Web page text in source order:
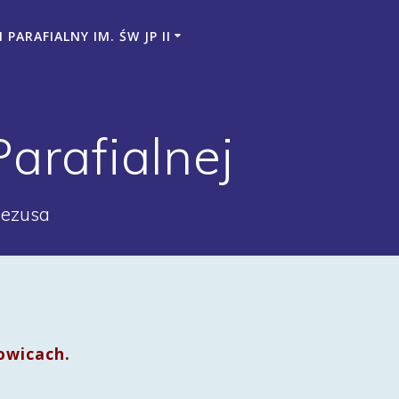
PARAFIALNY IM. ŚW JP II